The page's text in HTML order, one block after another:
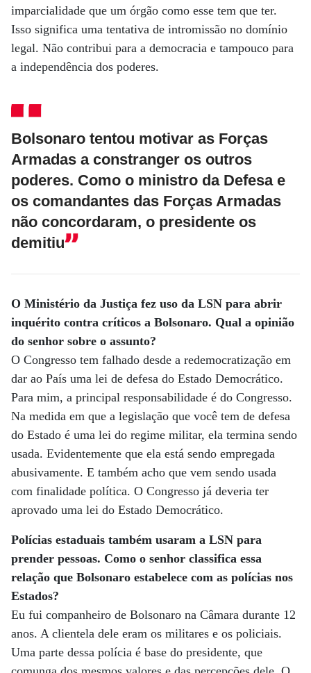
imparcialidade que um órgão como esse tem que ter.
Isso significa uma tentativa de intromissão no domínio
legal. Não contribui para a democracia e tampouco para
a independência dos poderes.
Bolsonaro tentou motivar as Forças
Armadas a constranger os outros
poderes. Como o ministro da Defesa e
os comandantes das Forças Armadas
não concordaram, o presidente os
demitiu
O Ministério da Justiça fez uso da LSN para abrir
inquérito contra críticos a Bolsonaro. Qual a opinião
do senhor sobre o assunto?
O Congresso tem falhado desde a redemocratização em
dar ao País uma lei de defesa do Estado Democrático.
Para mim, a principal responsabilidade é do Congresso.
Na medida em que a legislação que você tem de defesa
do Estado é uma lei do regime militar, ela termina sendo
usada. Evidentemente que ela está sendo empregada
abusivamente. E também acho que vem sendo usada
com finalidade política. O Congresso já deveria ter
aprovado uma lei do Estado Democrático.
Polícias estaduais também usaram a LSN para
prender pessoas. Como o senhor classifica essa
relação que Bolsonaro estabelece com as polícias nos
Estados?
Eu fui companheiro de Bolsonaro na Câmara durante 12
anos. A clientela dele eram os militares e os policiais.
Uma parte dessa polícia é base do presidente, que